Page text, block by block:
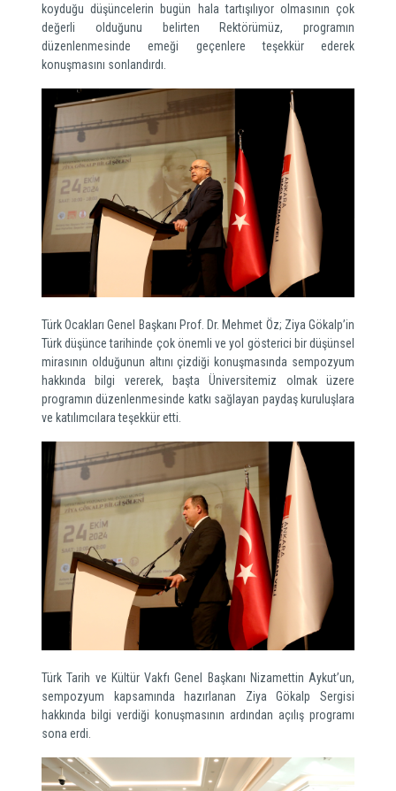
koyduğu düşüncelerin bugün hala tartışılıyor olmasının çok
değerli olduğunu belirten Rektörümüz, programın
düzenlenmesinde emeği geçenlere teşekkür ederek
konuşmasını sonlandırdı.
Türk Ocakları Genel Başkanı Prof. Dr. Mehmet Öz; Ziya Gökalp’in
Türk düşünce tarihinde çok önemli ve yol gösterici bir düşünsel
mirasının olduğunun altını çizdiği konuşmasında sempozyum
hakkında bilgi vererek, başta Üniversitemiz olmak üzere
programın düzenlenmesinde katkı sağlayan paydaş kuruluşlara
ve katılımcılara teşekkür etti.
Türk Tarih ve Kültür Vakfı Genel Başkanı Nizamettin Aykut’un,
sempozyum kapsamında hazırlanan Ziya Gökalp Sergisi
hakkında bilgi verdiği konuşmasının ardından açılış programı
sona erdi.